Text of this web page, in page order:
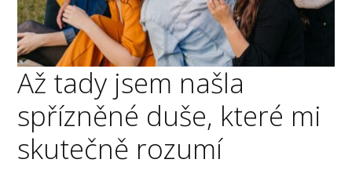
Až tady jsem našla
spřízněné duše, které mi
skutečně rozumí